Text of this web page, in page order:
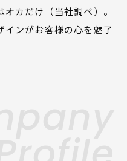
カだけ（当社調べ）。
インがお客様の心を魅了